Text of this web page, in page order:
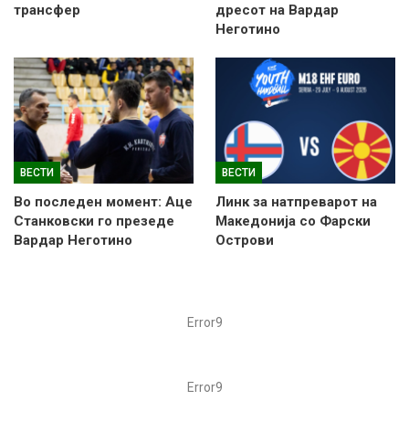
трансфер
дресот на Вардар
Неготино
ВЕСТИ
Во последен момент: Аце
Станковски го презеде
Вардар Неготино
ВЕСТИ
Линк за натпреварот на
Македонија со Фарски
Острови
Error9
Error9